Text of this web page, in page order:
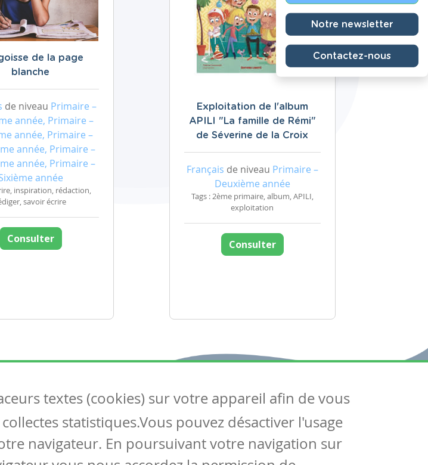
de la page
blanche
de niveau Primaire –
année, Primaire –
année, Primaire –
année, Primaire –
année, Primaire –
année
inspiration, rédaction,
savoir écrire
Consulter
Exploitation de l'album
APILI "La famille de Rémi"
de Séverine de la Croix
Français de niveau Primaire –
Deuxième année
Tags : 2ème primaire, album, APILI,
exploitation
Consulter
Notre newsletter
Contactez-nous
Suivez-nous
Contactez-nous
Soutien scolaire
textes (cookies) sur votre appareil afin de vous
statistiques.Vous pouvez désactiver l'usage
navigateur. En poursuivant votre navigation sur